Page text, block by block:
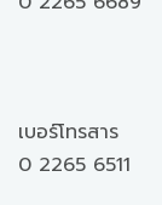
เบอร์โทรสาร
0 2265 6511